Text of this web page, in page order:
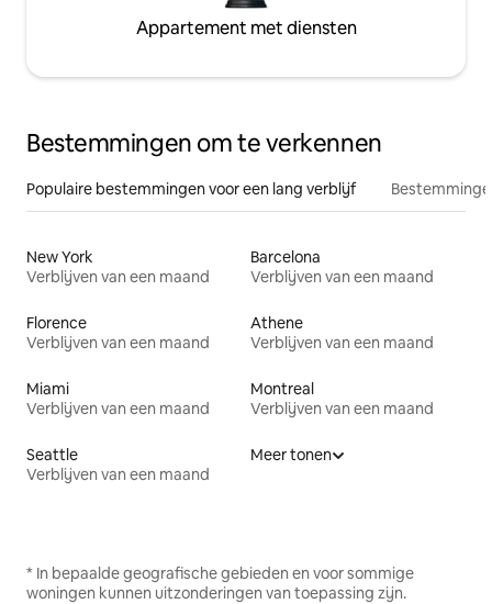
Appartement met diensten
Bestemmingen om te verkennen
Populaire bestemmingen voor een lang verblijf
New York
Verblijven van een maand
Barcelona
Verblijven van een maand
Florence
Verblijven van een maand
Athene
Verblijven van een maand
Miami
Verblijven van een maand
Montreal
Verblijven van een maand
Seattle
Verblijven van een maand
Meer tonen
* In bepaalde geografische gebieden en voor sommige
woningen kunnen uitzonderingen van toepassing zijn.